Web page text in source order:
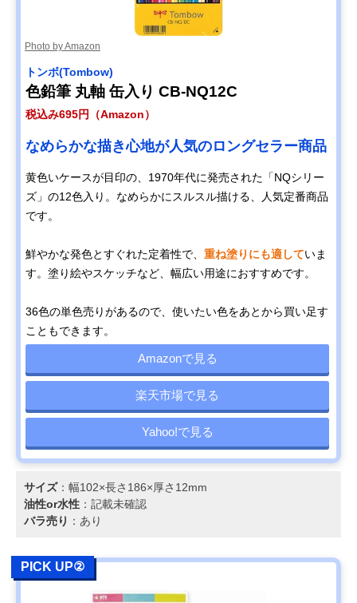
Photo by Amazon
トンボ(Tombow)
色鉛筆 丸軸 缶入り CB-NQ12C
税込み695円（Amazon）
なめらかな描き心地が人気のロングセラー商品
黄色いケースが目印の、1970年代に発売された「NQシリー
ズ」の12色入り。なめらかにスルスル描ける、人気定番商品
です。
鮮やかな発色とすぐれた定着性で、 重ね塗りにも適していま
す。塗り絵やスケッチなど、幅広い用途におすすめです。
36色の単色売りがあるので、使いたい色をあとから買い足す
こともできます。
Amazonで見る
楽天市場で見る
Yahoo!で見る
サイズ：幅102×長さ186×厚さ12mm
油性or水性 ：記載未確認
バラ売り ：あり
PICK UP②